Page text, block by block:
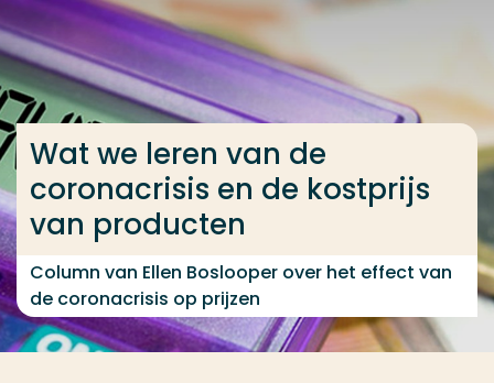
Ga direct naar de content
... > Wat we leren van de coronacrisis en de
Wat we leren van de
coronacrisis en de kostprijs
van producten
Column van Ellen Boslooper over het effect van
de coronacrisis op prijzen
Veel gezocht
Opleiding
Contact